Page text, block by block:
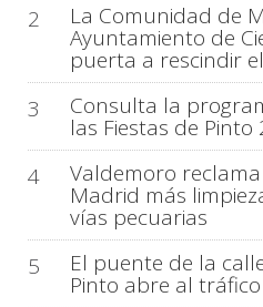
2
La Comunidad de
Ayuntamiento de
puerta a rescindir
3
Consulta la
las Fiestas de Pinto
4
Valdemoro
Madrid más
vías pecuarias
5
El puente de la
Pinto abre al tráfico